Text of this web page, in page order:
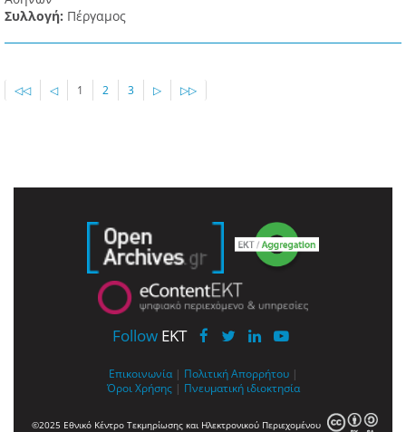
Συλλογή: Πέργαμος
◁◁ ◁ 1 2 3 ▷ ▷▷
Follow EKT
Επικοινωνία | Πολιτική Απορρήτου |
Όροι Χρήσης | Πνευματική ιδιοκτησία
©2025 Εθνικό Κέντρο Τεκμηρίωσης και Ηλεκτρονικού Περιεχομένου